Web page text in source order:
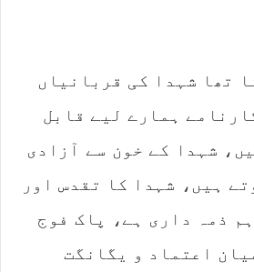
تھا شہدا کی قربانیاں
ہمارے لیے قابل
شہدا کے خون سے آزادی
ہیں، شہدا کا تقدس اور
ذمہ داری ہے، پاک فوج
اعتماد و یگانگت